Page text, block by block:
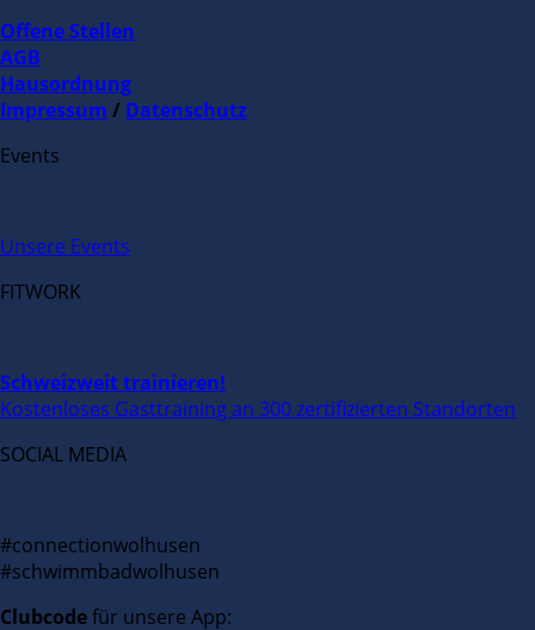
Offene Stellen
AGB
Hausordnung
Impressum / Datenschutz
Events
Unsere Events
FITWORK
Schweizweit trainieren!
Kostenloses Gasttraining an 300 zertifizierten Standorten
SOCIAL MEDIA
#connectionwolhusen
#schwimmbadwolhusen
Clubcodefür unsere App: